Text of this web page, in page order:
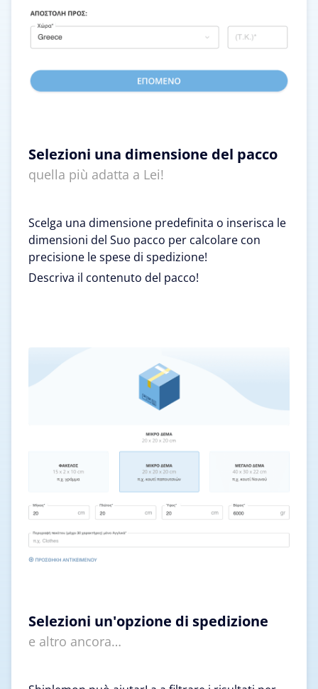
Selezioni una dimensione del pacco
quella più adatta a Lei!
Scelga una dimensione predefinita o inserisca le
dimensioni del Suo pacco per calcolare con
precisione le spese di spedizione!
Descriva il contenuto del pacco!
Selezioni un'opzione di spedizione
e altro ancora…